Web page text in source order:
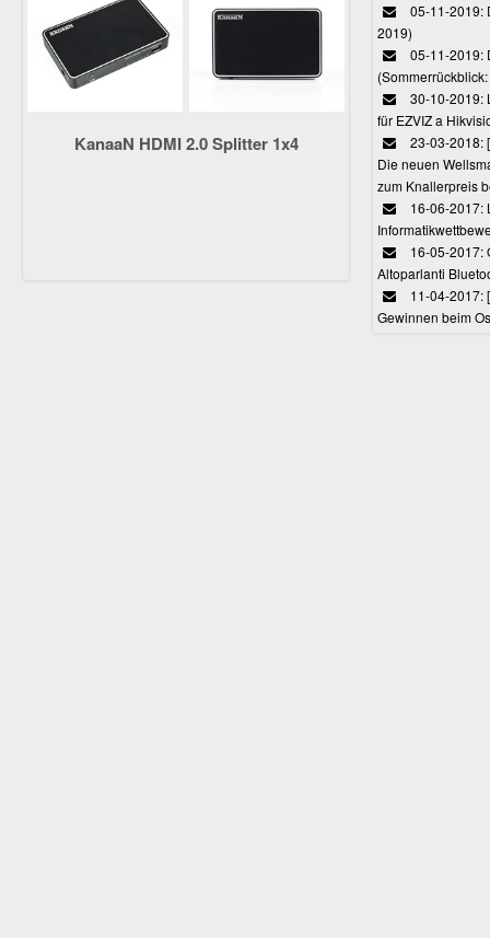
KanaaN HDMI 2.0 Splitter 1x4
05-11-2019:
2019)
05-11-2019:
30-10-2019:
für EZVIZ a
23-03-2018:
Die neuen
zum Knallerpreis
16-06-2017:
16-05-2017:
Altoparlanti
11-04-2017:
Gewinnen beim